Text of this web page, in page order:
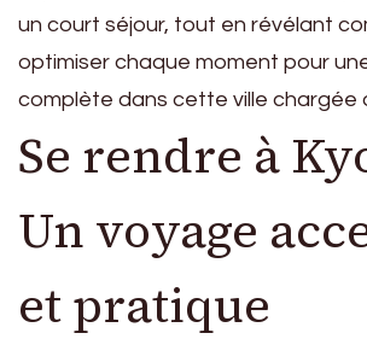
un court séjour, tout en révélant
optimiser chaque moment pour
complète dans cette ville chargée
Se rendre à
Un voyage
et pratique